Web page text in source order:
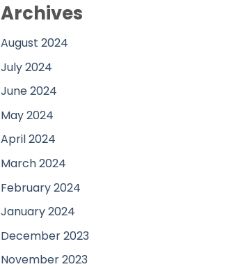
Archives
August 2024
July 2024
June 2024
May 2024
April 2024
March 2024
February 2024
January 2024
December 2023
November 2023